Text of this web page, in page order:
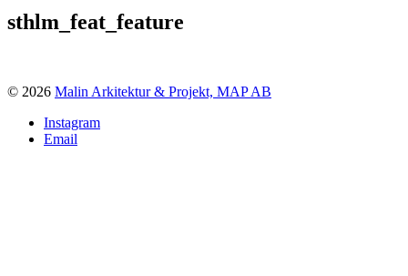
sthlm_feat_feature
© 2026 Malin Arkitektur & Projekt, MAP AB
Instagram
Email